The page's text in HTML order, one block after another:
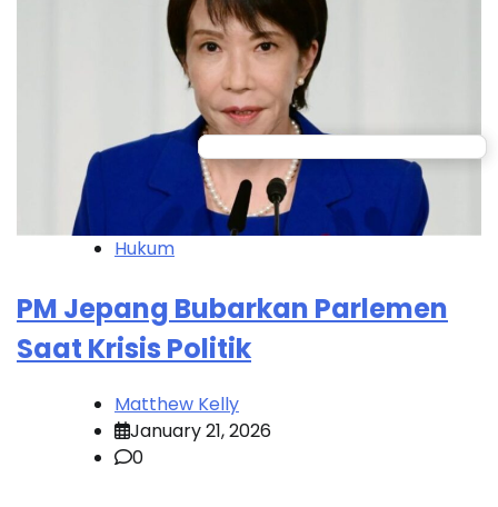
Hukum
PM Jepang Bubarkan Parlemen
Saat Krisis Politik
Matthew Kelly
January 21, 2026
0